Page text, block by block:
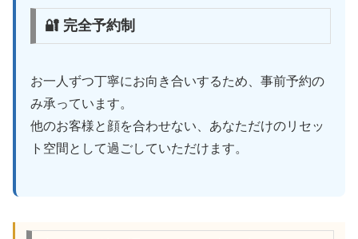
🔐 完全予約制
お一人ずつ丁寧にお向き合いするため、事前予約の
み承っています。
他のお客様と顔を合わせない、あなただけのリセッ
ト空間として過ごしていただけます。